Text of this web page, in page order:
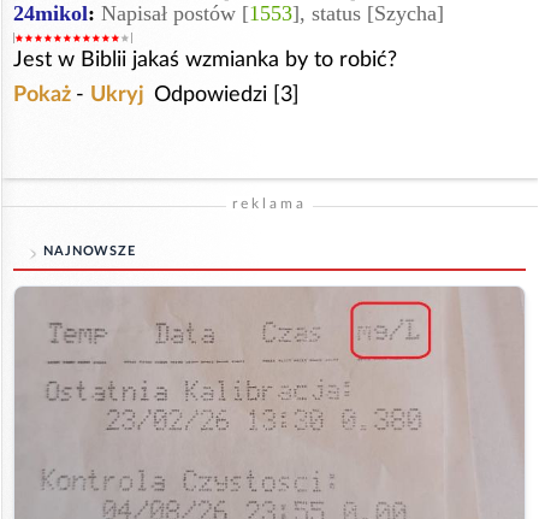
24mikol: Napisał postów [1553], status [Szycha]
Jest w Biblii jakaś wzmianka by to robić?
Pokaż - Ukryj Odpowiedzi [3]
reklama
NAJNOWSZE